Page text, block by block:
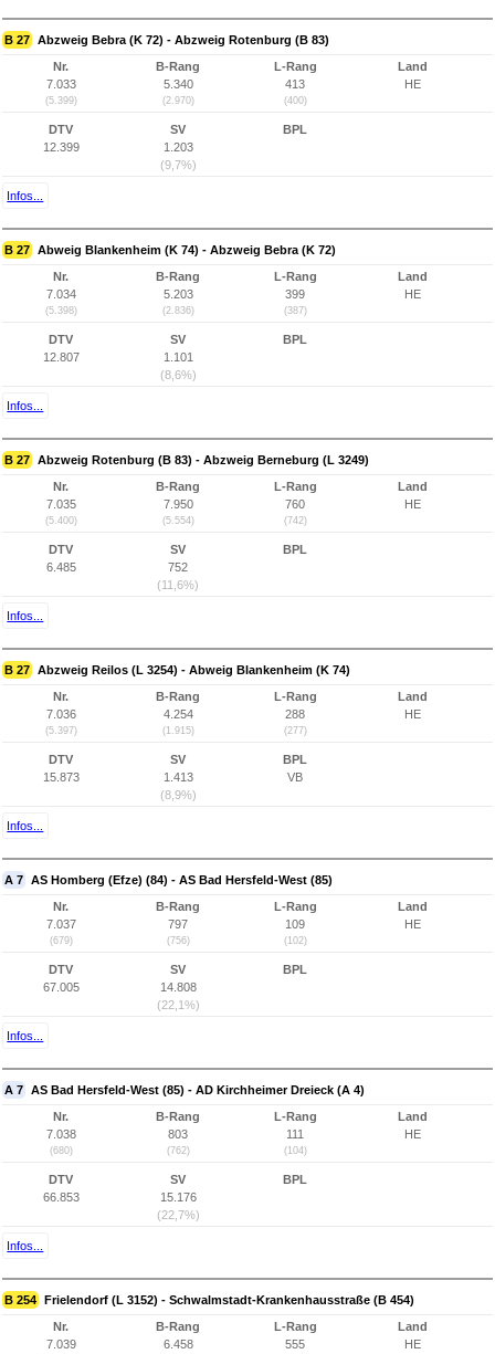
B 27 Abzweig Bebra (K 72) - Abzweig Rotenburg (B 83)
Nr.
7.033
(5.399)
B-Rang
5.340
(2.970)
L-Rang
413
(400)
Land
HE
DTV
12.399
SV
1.203
(9,7%)
BPL
Infos...
B 27 Abweig Blankenheim (K 74) - Abzweig Bebra (K 72)
Nr.
7.034
(5.398)
B-Rang
5.203
(2.836)
L-Rang
399
(387)
Land
HE
DTV
12.807
SV
1.101
(8,6%)
BPL
Infos...
B 27 Abzweig Rotenburg (B 83) - Abzweig Berneburg (L 3249)
Nr.
7.035
(5.400)
B-Rang
7.950
(5.554)
L-Rang
760
(742)
Land
HE
DTV
6.485
SV
752
(11,6%)
BPL
Infos...
B 27 Abzweig Reilos (L 3254) - Abweig Blankenheim (K 74)
Nr.
7.036
(5.397)
B-Rang
4.254
(1.915)
L-Rang
288
(277)
Land
HE
DTV
15.873
SV
1.413
(8,9%)
BPL
VB
Infos...
A 7 AS Homberg (Efze) (84) - AS Bad Hersfeld-West (85)
Nr.
7.037
(679)
B-Rang
797
(756)
L-Rang
109
(102)
Land
HE
DTV
67.005
SV
14.808
(22,1%)
BPL
Infos...
A 7 AS Bad Hersfeld-West (85) - AD Kirchheimer Dreieck (A 4)
Nr.
7.038
(680)
B-Rang
803
(762)
L-Rang
111
(104)
Land
HE
DTV
66.853
SV
15.176
(22,7%)
BPL
Infos...
B 254 Frielendorf (L 3152) - Schwalmstadt-Krankenhausstraße (B 454)
Nr.
7.039
B-Rang
6.458
L-Rang
555
Land
HE